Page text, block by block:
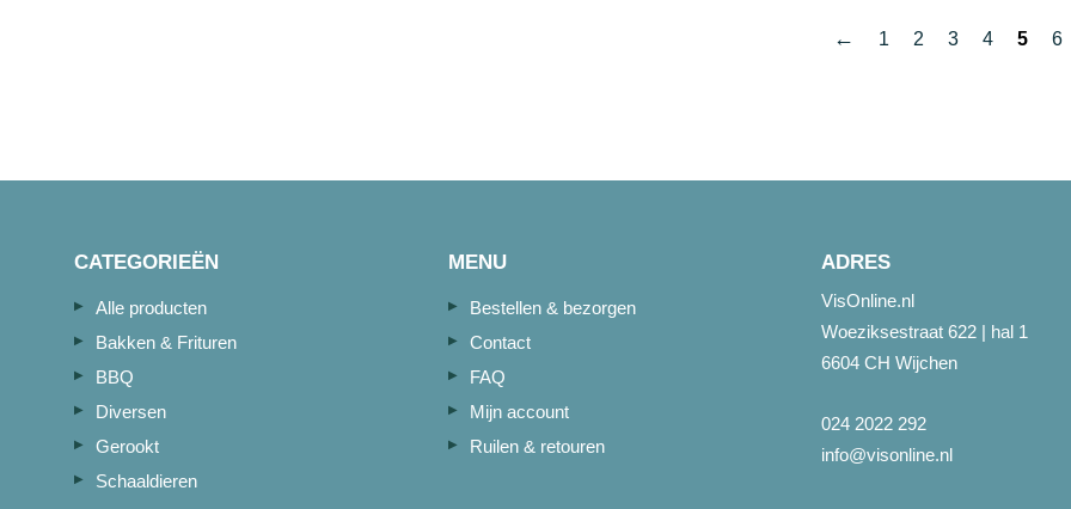
← 1 2 3 4 5 6
CATEGORIEËN
Alle producten
Bakken & Frituren
BBQ
Diversen
Gerookt
Schaaldieren
MENU
Bestellen & bezorgen
Contact
FAQ
Mijn account
Ruilen & retouren
ADRES
VisOnline.nl
Woeziksestraat 622 | hal 1
6604 CH Wijchen
024 2022 292
info@visonline.nl